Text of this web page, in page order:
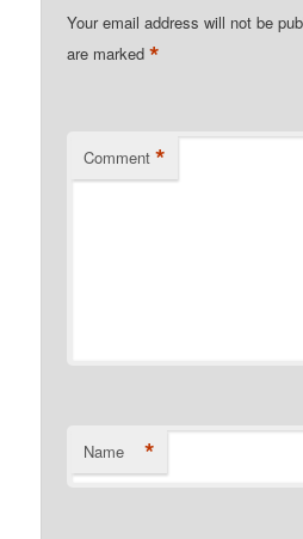
Your email address will not be
are marked*
Comment *
Name *